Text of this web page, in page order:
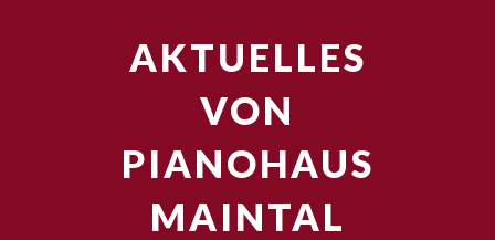
AKTUELLES
VON
PIANOHAUS
MAINTAL